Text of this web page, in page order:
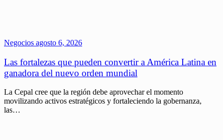
Negocios agosto 6, 2026
Las fortalezas que pueden convertir a América Latina en
ganadora del nuevo orden mundial
La Cepal cree que la región debe aprovechar el momento
movilizando activos estratégicos y fortaleciendo la gobernanza,
las…